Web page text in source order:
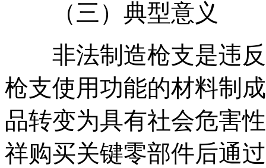
（三）典型意义
非法制造枪支是违反
枪支使用功能的材料制
品转变为具有社会危害
祥购买关键零部件后通